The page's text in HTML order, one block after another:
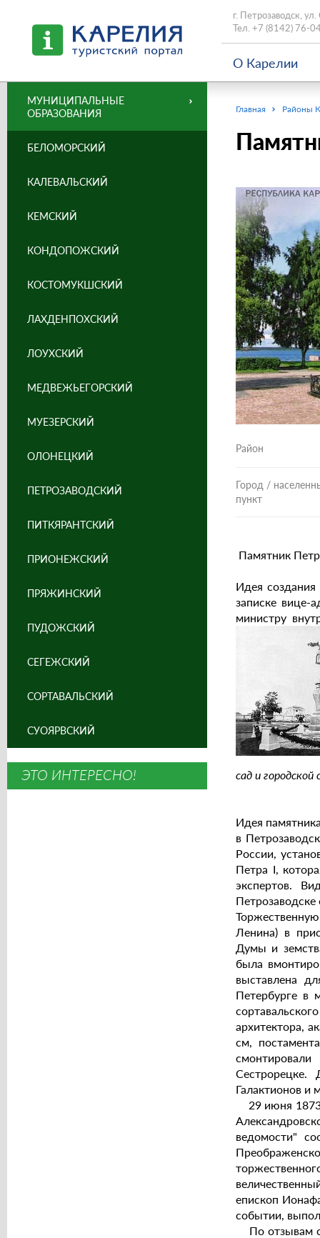
г. Петрозаводск,
Тел. +7 (8142) 76-
О Карелии
Главная Районы
Район
Город /
пункт
Памятник
Идея создания
записке вице-
министру
сад и
Идея
в
России,
Петра I,
экспертов.
Ленина) в
Думы и
была
выставлена
Петербурге в
архитектора,
см,
Сестрорецке.
Галактионов и
29 июня 1873
ведомости"
епископ
событии,
По отзывам
МУНИЦИПАЛЬНЫЕ
ОБРАЗОВАНИЯ
БЕЛОМОРСКИЙ
КАЛЕВАЛЬСКИЙ
КЕМСКИЙ
КОНДОПОЖСКИЙ
КОСТОМУКШСКИЙ
ЛАХДЕНПОХСКИЙ
ЛОУХСКИЙ
МЕДВЕЖЬЕГОРСКИЙ
МУЕЗЕРСКИЙ
ОЛОНЕЦКИЙ
ПЕТРОЗАВОДСКИЙ
ПИТКЯРАНТСКИЙ
ПРИОНЕЖСКИЙ
ПРЯЖИНСКИЙ
ПУДОЖСКИЙ
СЕГЕЖСКИЙ
СОРТАВАЛЬСКИЙ
СУОЯРВСКИЙ
ЭТО ИНТЕРЕСНО!